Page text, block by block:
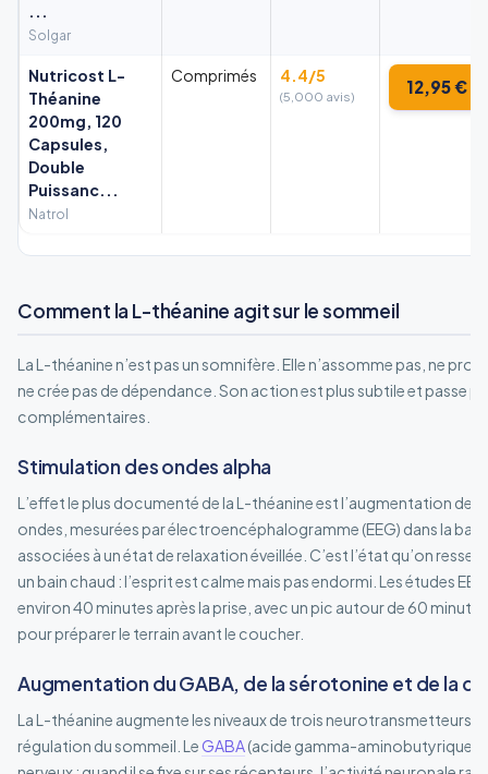
...
Solgar
Nutricost L-
Théanine
200mg, 120
Capsules,
Double
Puissanc...
Natrol
Comprimés 4.4/5
(5,000 avis) 12,95 €
Comment la L-théanine agit sur le sommeil
La L-théanine n’est pas un somnifère. Elle n’assomme pas, ne
ne crée pas de dépendance. Son action est plus subtile et passe
complémentaires.
Stimulation des ondes alpha
L’effet le plus documenté de la L-théanine est l’augmentation des
ondes, mesurées par électroencéphalogramme (EEG) dans la
associées à un état de relaxation éveillée. C’est l’état qu’on
un bain chaud : l’esprit est calme mais pas endormi. Les études
environ 40 minutes après la prise, avec un pic autour de 60
pour préparer le terrain avant le coucher.
Augmentation du GABA, de la sérotonine et de la
La L-théanine augmente les niveaux de trois neurotransmetteurs
régulation du sommeil. Le GABA(acide gamma-aminobutyrique)